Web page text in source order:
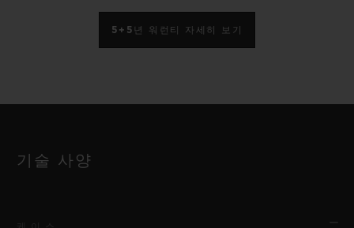
5+5년 워런티 자세히 보기
기술 사양